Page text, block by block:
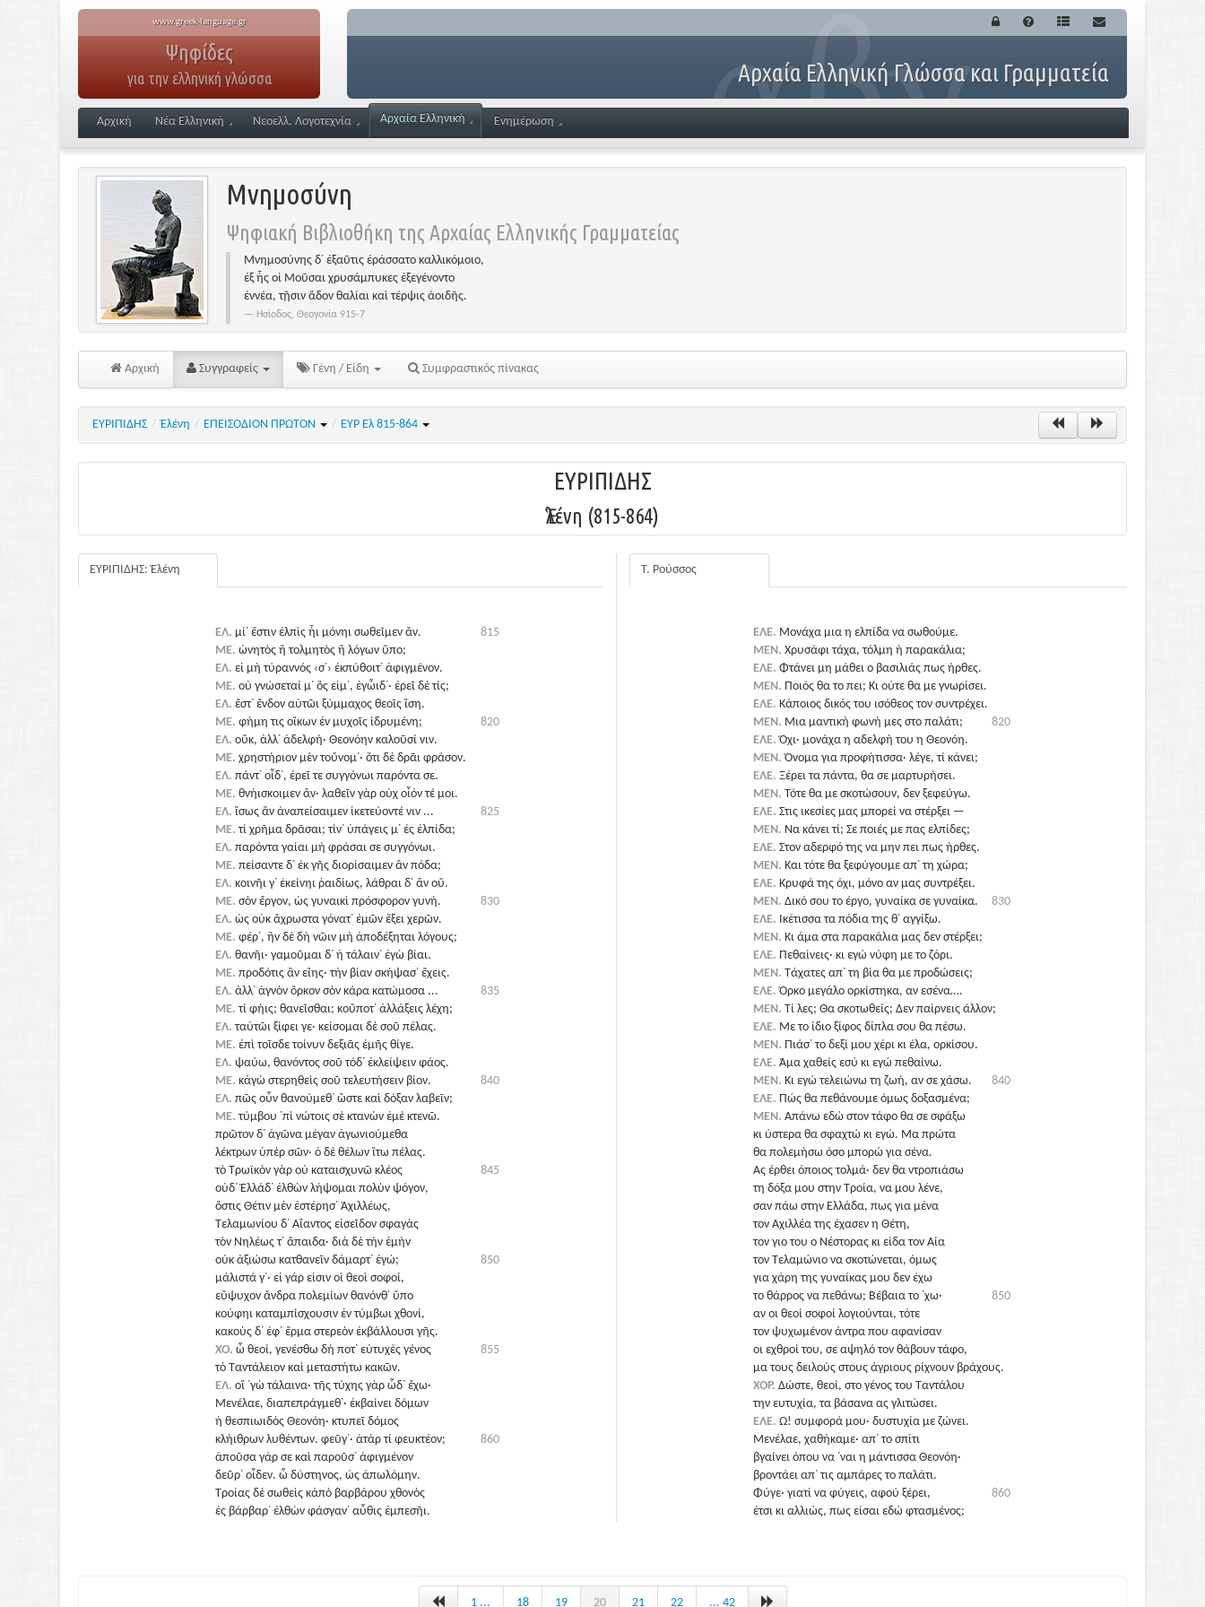
www.greek-language.gr
Ψηφίδες
για την ελληνική γλώσσα Αρχαία Ελληνική Γλώσσα και Γραμματεία
Αρχική Νέα Ελληνική Νεοελλ. Λογοτεχνία Αρχαία Ελληνική Ενημέρωση
Μνημοσύνη
Ψηφιακή Βιβλιοθήκη της Αρχαίας Ελληνικής Γραμματείας
Μνημοσύνης δ᾽ ἐξαῦτις ἐράσσατο καλλικόμοιο,
ἐξ ἧς οἱ Μοῦσαι χρυσάμπυκες ἐξεγένοντο
ἐννέα, τῇσιν ἅδον θαλίαι καὶ τέρψις ἀοιδῆς.
Ησίοδος, Θεογονία 915-7
Αρχική Συγγραφείς Γένη / Είδη Συμφραστικός πίνακας
ΕΥΡΙΠΙΔΗΣ / Ἑλένη / ΕΠΕΙΣΟΔΙΟΝ ΠΡΩΤΟΝ / ΕΥΡ Ελ 815-864
ΕΥΡΙΠΙΔΗΣ
Ἑλένη (815-864)
ΕΥΡΙΠΙΔΗΣ: Ἑλένη
815
ΕΛ. μί᾽ ἔστιν ἐλπὶς ἦι μόνηι σωθεῖμεν ἄν.
ΜΕ. ὠνητὸς ἢ τολμητὸς ἢ λόγων ὕπο;
ΕΛ. εἰ μὴ τύραννός ‹σ᾽› ἐκπύθοιτ᾽ ἀφιγμένον.
ΜΕ. οὐ γνώσεταί μ᾽ ὅς εἰμ᾽, ἐγὦιδ᾽· ἐρεῖ δὲ τίς;
ΕΛ. ἔστ᾽ ἔνδον αὐτῶι ξύμμαχος θεοῖς ἴση.
820
ΜΕ. φήμη τις οἴκων ἐν μυχοῖς ἱδρυμένη;
ΕΛ. οὔκ, ἀλλ᾽ ἀδελφή· Θεονόην καλοῦσί νιν.
ΜΕ. χρηστήριον μὲν τοὔνομ᾽· ὅτι δὲ δρᾶι φράσον.
ΕΛ. πάντ᾽ οἶδ᾽, ἐρεῖ τε συγγόνωι παρόντα σε.
ΜΕ. θνήισκοιμεν ἄν· λαθεῖν γὰρ οὐχ οἷόν τέ μοι.
825
ΕΛ. ἴσως ἂν ἀναπείσαιμεν ἱκετεύοντέ νιν ...
ΜΕ. τί χρῆμα δρᾶσαι; τίν᾽ ὑπάγεις μ᾽ ἐς ἐλπίδα;
ΕΛ. παρόντα γαίαι μὴ φράσαι σε συγγόνωι.
ΜΕ. πείσαντε δ᾽ ἐκ γῆς διορίσαιμεν ἂν πόδα;
ΕΛ. κοινῆι γ᾽ ἐκείνηι ῥαιδίως, λάθραι δ᾽ ἂν οὔ.
830
ΜΕ. σὸν ἔργον, ὡς γυναικὶ πρόσφορον γυνή.
ΕΛ. ὡς οὐκ ἄχρωστα γόνατ᾽ ἐμῶν ἕξει χερῶν.
ΜΕ. φέρ᾽, ἢν δὲ δὴ νῶιν μὴ ἀποδέξηται λόγους;
ΕΛ. θανῆι· γαμοῦμαι δ᾽ ἡ τάλαιν᾽ ἐγὼ βίαι.
ΜΕ. προδότις ἂν εἴης· τὴν βίαν σκήψασ᾽ ἔχεις.
835
ΕΛ. ἀλλ᾽ ἁγνὸν ὅρκον σὸν κάρα κατώμοσα ...
ΜΕ. τί φήις; θανεῖσθαι; κοὔποτ᾽ ἀλλάξεις λέχη;
ΕΛ. ταὐτῶι ξίφει γε· κείσομαι δὲ σοῦ πέλας.
ΜΕ. ἐπὶ τοῖσδε τοίνυν δεξιᾶς ἐμῆς θίγε.
ΕΛ. ψαύω, θανόντος σοῦ τόδ᾽ ἐκλείψειν φάος.
840
ΜΕ. κἀγὼ στερηθεὶς σοῦ τελευτήσειν βίον.
ΕΛ. πῶς οὖν θανούμεθ᾽ ὥστε καὶ δόξαν λαβεῖν;
ΜΕ. τύμβου ᾽πὶ νώτοις σὲ κτανὼν ἐμὲ κτενῶ.
πρῶτον δ᾽ ἀγῶνα μέγαν ἀγωνιούμεθα
λέκτρων ὑπὲρ σῶν· ὁ δὲ θέλων ἴτω πέλας.
845
τὸ Τρωϊκὸν γὰρ οὐ καταισχυνῶ κλέος
οὐδ᾽ Ἑλλάδ᾽ ἐλθὼν λήψομαι πολὺν ψόγον,
ὅστις Θέτιν μὲν ἐστέρησ᾽ Ἀχιλλέως,
Τελαμωνίου δ᾽ Αἴαντος εἰσεῖδον σφαγὰς
τὸν Νηλέως τ᾽ ἄπαιδα· διὰ δὲ τὴν ἐμὴν
850
οὐκ ἀξιώσω κατθανεῖν δάμαρτ᾽ ἐγώ;
μάλιστά γ᾽· εἰ γάρ εἰσιν οἱ θεοὶ σοφοί,
εὔψυχον ἄνδρα πολεμίων θανόνθ᾽ ὕπο
κούφηι καταμπίσχουσιν ἐν τύμβωι χθονί,
κακοὺς δ᾽ ἐφ᾽ ἕρμα στερεὸν ἐκβάλλουσι γῆς.
855
ΧΟ. ὦ θεοί, γενέσθω δή ποτ᾽ εὐτυχὲς γένος
τὸ Ταντάλειον καὶ μεταστήτω κακῶν.
ΕΛ. οἲ ᾽γὼ τάλαινα· τῆς τύχης γὰρ ὧδ᾽ ἔχω·
Μενέλαε, διαπεπράγμεθ᾽· ἐκβαίνει δόμων
ἡ θεσπιωιδὸς Θεονόη· κτυπεῖ δόμος
860
κλήιθρων λυθέντων. φεῦγ᾽· ἀτὰρ τί φευκτέον;
ἀποῦσα γάρ σε καὶ παροῦσ᾽ ἀφιγμένον
δεῦρ᾽ οἶδεν. ὦ δύστηνος, ὡς ἀπωλόμην.
Τροίας δὲ σωθεὶς κἀπὸ βαρβάρου χθονὸς
ἐς βάρβαρ᾽ ἐλθὼν φάσγαν᾽ αὖθις ἐμπεσῆι.
Τ. Ρούσσος
ΕΛΕ. Μονάχα μια η ελπίδα να σωθούμε.
ΜΕΝ. Χρυσάφι τάχα, τόλμη ή παρακάλια;
ΕΛΕ. Φτάνει μη μάθει ο βασιλιάς πως ήρθες.
ΜΕΝ. Ποιός θα το πει; Κι ούτε θα με γνωρίσει.
ΕΛΕ. Κάποιος δικός του ισόθεος τον συντρέχει.
820
ΜΕΝ. Μια μαντική φωνή μες στο παλάτι;
ΕΛΕ.Όχι· μονάχα η αδελφή του η Θεονόη.
ΜΕΝ.Όνομα για προφήτισσα· λέγε, τί κάνει;
ΕΛΕ. Ξέρει τα πάντα, θα σε μαρτυρήσει.
ΜΕΝ. Τότε θα με σκοτώσουν, δεν ξεφεύγω.
ΕΛΕ. Στις ικεσίες μας μπορεί να στέρξει —
ΜΕΝ. Να κάνει τί; Σε ποιές με πας ελπίδες;
ΕΛΕ. Στον αδερφό της να μην πει πως ήρθες.
ΜΕΝ. Και τότε θα ξεφύγουμε απ᾽ τη χώρα;
ΕΛΕ. Κρυφά της όχι, μόνο αν μας συντρέξει.
830
ΜΕΝ. Δικό σου το έργο, γυναίκα σε γυναίκα.
ΕΛΕ. Ικέτισσα τα πόδια της θ᾽ αγγίξω.
ΜΕΝ. Κι άμα στα παρακάλια μας δεν στέρξει;
ΕΛΕ. Πεθαίνεις· κι εγώ νύφη με το ζόρι.
ΜΕΝ. Τάχατες απ᾽ τη βία θα με προδώσεις;
ΕΛΕ.Όρκο μεγάλο ορκίστηκα, αν εσένα….
ΜΕΝ. Τί λες; Θα σκοτωθείς; Δεν παίρνεις άλλον;
ΕΛΕ. Με το ίδιο ξίφος δίπλα σου θα πέσω.
ΜΕΝ. Πιάσ᾽ το δεξί μου χέρι κι έλα, ορκίσου.
ΕΛΕ. Άμα χαθείς εσύ κι εγώ πεθαίνω.
840
ΜΕΝ. Κι εγώ τελειώνω τη ζωή, αν σε χάσω.
ΕΛΕ. Πώς θα πεθάνουμε όμως δοξασμένα;
ΜΕΝ. Απάνω εδώ στον τάφο θα σε σφάξω
κι ύστερα θα σφαχτώ κι εγώ. Μα πρώτα
θα πολεμήσω όσο μπορώ για σένα.
Ας έρθει όποιος τολμά· δεν θα ντροπιάσω
τη δόξα μου στην Τροία, να μου λένε,
σαν πάω στην Ελλάδα, πως για μένα
τον Αχιλλέα της έχασεν η Θέτη,
τον γιο του ο Νέστορας κι είδα τον Αία
τον Τελαμώνιο να σκοτώνεται, όμως
για χάρη της γυναίκας μου δεν έχω
850
το θάρρος να πεθάνω; Βέβαια το ᾽χω·
αν οι θεοί σοφοί λογιούνται, τότε
τον ψυχωμένον άντρα που αφανίσαν
οι εχθροί του, σε αψηλό τον θάβουν τάφο,
μα τους δειλούς στους άγριους ρίχνουν βράχους.
ΧΟΡ. Δώστε, θεοί, στο γένος του Ταντάλου
την ευτυχία, τα βάσανα ας γλιτώσει.
ΕΛΕ. Ω! συμφορά μου· δυστυχία με ζώνει.
Μενέλαε, χαθήκαμε· απ᾽ το σπίτι
βγαίνει όπου να ᾽ναι η μάντισσα Θεονόη·
βροντάει απ᾽ τις αμπάρες το παλάτι.
860
Φύγε· γιατί να φύγεις, αφού ξέρει,
έτσι κι αλλιώς, πως είσαι εδώ φτασμένος;
1 ... 18 19 20 21 22 ... 42